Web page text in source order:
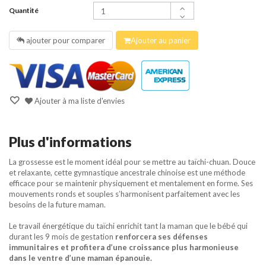
Quantité
ajouter pour comparer Ajouter au panier
Ajouter à ma liste d'envies
Plus d'informations
La grossesse est le moment idéal pour se mettre au taïchi-chuan. Douce
et relaxante, cette gymnastique ancestrale chinoise est une méthode
efficace pour se maintenir physiquement et mentalement en forme. Ses
mouvements ronds et souples s’harmonisent parfaitement avec les
besoins de la future maman.
Le travail énergétique du taïchi enrichit tant la maman que le bébé qui
durant les 9 mois de gestation renforcera ses défenses
immunitaires et profitera d’une croissance plus harmonieuse
dans le ventre d’une maman épanouie.